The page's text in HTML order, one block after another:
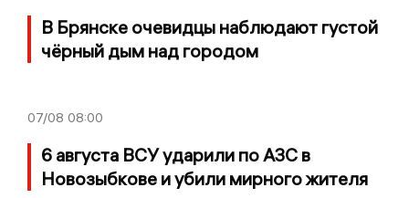
В Брянске очевидцы наблюдают густой
чёрный дым над городом
07/08 08:00
6 августа ВСУ ударили по АЗС в
Новозыбкове и убили мирного жителя